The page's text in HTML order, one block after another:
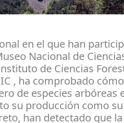
en el que han
Nacional de
de Ciencias
, ha comprobado cómo
de especies arbóreas
su producción como su
han detectado que